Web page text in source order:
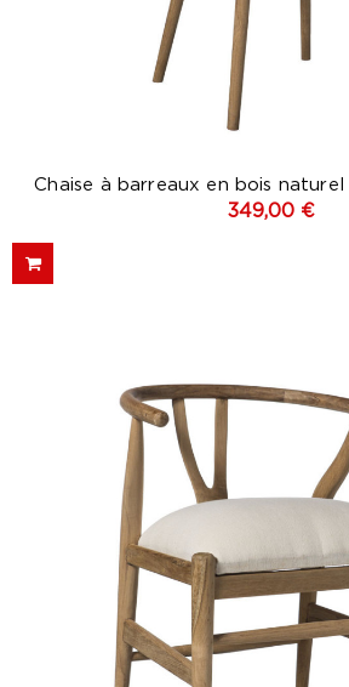
Chaise à barreaux en bois naturel
349,00 €